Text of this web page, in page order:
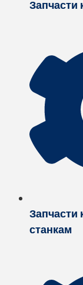
Запчасти
станкам